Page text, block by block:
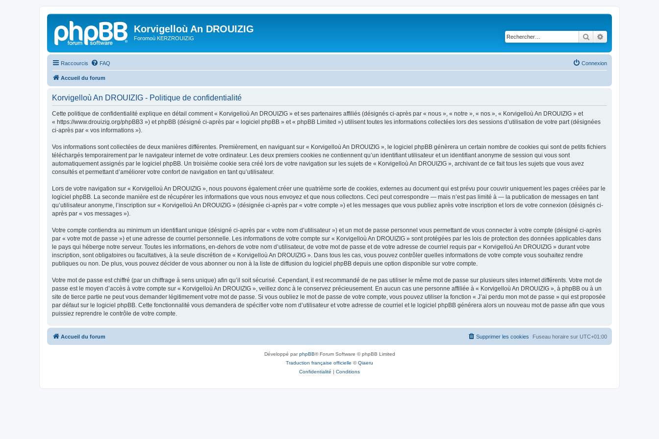
Korvigelloù An DROUIZIG
Foromoù KERZROUIZIG Rechercher
Raccourcis FAQ Connexion
Accueil du forum
Korvigelloù An DROUIZIG - Politique de confidentialité
Cette politique de confidentialité explique en détail comment « Korvigelloù An DROUIZIG » et ses partenaires affiliés (désignés ci-après par « nous », « notre », « nos », « Korvigelloù An DROUIZIG » et
« https://www.drouizig.org/phpBB3 ») et phpBB (désigné ci-après par « logiciel phpBB » et « phpBB Limited ») utilisent toutes les informations collectées lors des sessions d’utilisation de votre part (désignées
ci-après par « vos informations »).
Vos informations sont collectées de deux manières différentes. Premièrement, en naviguant sur « Korvigelloù An DROUIZIG », le logiciel phpBB génèrera un certain nombre de cookies qui sont de petits fichiers
téléchargés temporairement par le navigateur internet de votre ordinateur. Les deux premiers cookies ne contiennent qu’un identifiant utilisateur et un identifiant anonyme de session qui vous sont
automatiquement assignés par le logiciel phpBB. Un troisième cookie sera créé lors de votre navigation sur les sujets de « Korvigelloù An DROUIZIG », archivant de ce fait tous les sujets que vous avez
consultés et permettant d’améliorer votre confort de navigation en tant qu’utilisateur.
Lors de votre navigation sur « Korvigelloù An DROUIZIG », nous pouvons également créer une quatrième sorte de cookies, externes au document qui est prévu pour couvrir uniquement les pages créées par le
logiciel phpBB. La seconde manière est de récupérer les informations que vous nous envoyez et que nous collectons. Ceci peut correspondre — mais n’est pas limité à — la publication de messages en tant
qu’utilisateur anonyme, l’inscription sur « Korvigelloù An DROUIZIG » (désignée ci-après par « votre compte ») et les messages que vous publiez après votre inscription et lors de votre connexion (désignés ci-
après par « vos messages »).
Votre compte contiendra au minimum un identifiant unique (désigné ci-après par « votre nom d’utilisateur ») et un mot de passe personnel vous permettant de vous connecter à votre compte (désigné ci-après
par « votre mot de passe ») et une adresse de courriel personnelle. Les informations de votre compte sur « Korvigelloù An DROUIZIG » sont protégées par les lois de protection des données applicables dans
le pays qui héberge notre serveur. Toutes les informations, en-dehors de votre nom d’utilisateur, de votre mot de passe et de votre adresse de courriel requis par « Korvigelloù An DROUIZIG » durant votre
inscription, sont obligatoires ou facultatives, à la seule discrétion de « Korvigelloù An DROUIZIG ». Dans tous les cas, vous pouvez contrôler quelles informations de votre compte vous souhaitez rendre
publiques ou non. De plus, vous pouvez décider de vous abonner ou non à la liste de diffusion du logiciel phpBB depuis une option disponible sur votre compte.
Votre mot de passe est chiffré (par un chiffrage à sens unique) afin qu’il soit sécurisé. Cependant, il est recommandé de ne pas utiliser le même mot de passe sur plusieurs sites internet différents. Votre mot de
passe est le moyen d’accès à votre compte sur « Korvigelloù An DROUIZIG », veillez donc à le conservez précieusement. En aucun cas une personne affiliée à « Korvigelloù An DROUIZIG », à phpBB ou à un
site de tierce partie ne peut vous demander légitimement votre mot de passe. Si vous oubliez le mot de passe de votre compte, vous pouvez utiliser la fonction « J’ai perdu mon mot de passe » qui est proposée
par défaut sur le logiciel phpBB. Cette fonctionnalité vous demandera de spécifier votre nom d’utilisateur et votre adresse de courriel et le logiciel phpBB générera alors un nouveau mot de passe afin que vous
puissiez reprendre le contrôle de votre compte.
Accueil du forum Fuseau horaire sur UTC+01:00
Supprimer les cookies
Développé parphpBB® Forum Software © phpBB Limited
Traduction française officielle ©Qiaeru
Confidentialité | Conditions